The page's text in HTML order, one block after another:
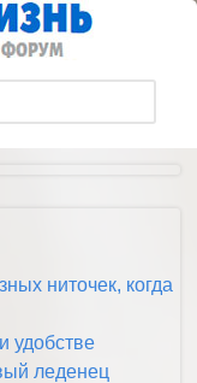
ниточек, когда
удобстве
леденец